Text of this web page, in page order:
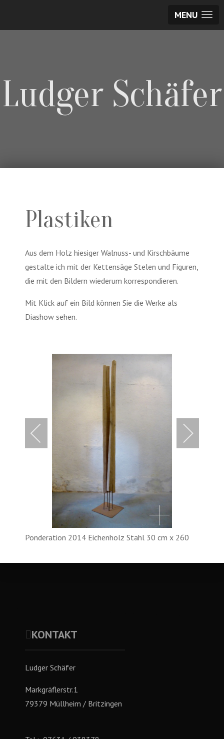
MENU
Ludger Schäfer
Plastiken
Aus dem Holz hiesiger Walnuss- und Kirschbäume
gestalte ich mit der Kettensäge Stelen und Figuren,
die mit den Bildern wiederum korrespondieren.
Mit Klick auf ein Bild können Sie die Werke als
Diashow sehen.
Ponderation 2014 Eichenholz Stahl 30 cm x 260
KONTAKT
Ludger Schäfer
Markgräflerstr.1
79379 Müllheim / Britzingen